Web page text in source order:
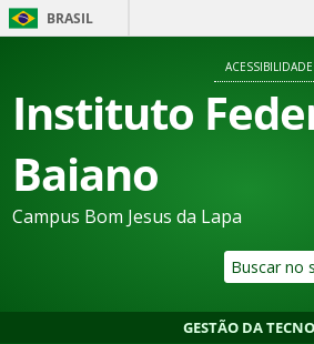
BRASIL
ACESSIBILIDADE
Instituto
Baiano
Campus Bom Jesus da Lapa
GESTÃO DA